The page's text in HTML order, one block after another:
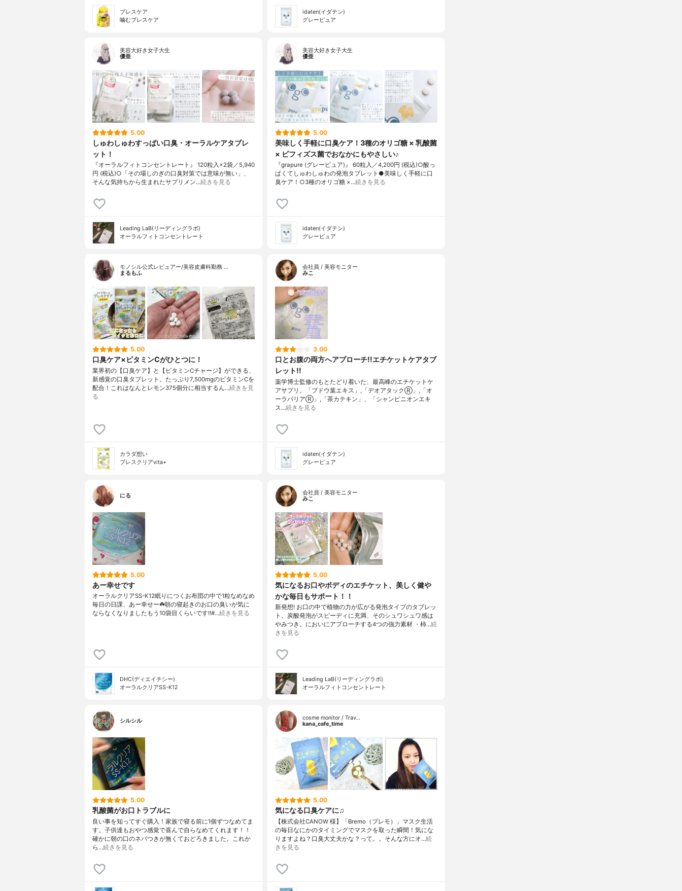
ブレスケア
噛むブレスケア
idaten(イダテン)
グレーピュア
美容大好き女子大生
優亜
5.00
しゅわしゅわすっぱい口臭・オーラルケアタブレ
ット！
『オーラルフィトコンセントレート』 120粒入×2袋／5,940
円 (税込)○「その場しのぎの口臭対策では意味が無い」、
そんな気持ちから生まれたサプリメン…続きを見る
Leading LaB(リーディングラボ)
オーラルフィトコンセントレート
美容大好き女子大生
優亜
5.00
美味しく手軽に口臭ケア！3種のオリゴ糖 × 乳酸菌
× ビフィズス菌でおなかにもやさしい♪
『grapure (グレーピュア)』 60粒入／4,200円 (税込)○酸っ
ぱくてしゅわしゅわの発泡タブレット●美味しく手軽に口
臭ケア！○3種のオリゴ糖 ×…続きを見る
idaten(イダテン)
グレーピュア
モノシル公式レビュアー/美容皮膚科勤務 …
まるもふ
5.00
口臭ケア×ビタミンCがひとつに！
業界初の【口臭ケア】と【ビタミンCチャージ】ができる、
新感覚の口臭タブレット。たっぷり7,500mgのビタミンCを
配合！これはなんとレモン375個分に相当するん…続きを見
る
カラダ想い
ブレスクリアvita+
会社員 / 美容モニター
みこ
3.00
口とお腹の両方へアプローチ!!エチケットケアタブ
レット!!
薬学博士監修のもとたどり着いた、最高峰のエチケットケ
アサプリ。「ブドウ葉エキス」,「デオアタックⓇ」,「オ
ーラバリアⓇ」,「茶カテキン」、「シャンピニオンエキ
ス…続きを見る
idaten(イダテン)
グレーピュア
にる
5.00
あー幸せです
オーラルクリアSS-K12眠りにつくお布団の中で1粒なめなめ
毎日の日課、あー幸せー☘️朝の寝起きのお口の臭いが気に
ならなくなりましたもう10袋目くらいです!!#…続きを見る
DHC(ディエイチシー)
オーラルクリアSS-K12
会社員 / 美容モニター
みこ
5.00
気になるお口やボディのエチケット、美しく健や
かな毎日もサポート！！
新発想! お口の中で植物の力が広がる発泡タイプのタブレッ
ト。炭酸発泡がスピーディに充満、そのシュワシュワ感は
やみつき。においにアプローチする4つの強力素材 ・柿…続
きを見る
Leading LaB(リーディングラボ)
オーラルフィトコンセントレート
シルシル
5.00
乳酸菌がお口トラブルに
良い事を知ってすぐ購入！家族で寝る前に1個ずつなめてま
す。子供達もおやつ感覚で喜んで自らなめてくれます！！
確かに朝の口のネバつきが無くておどろきました。これか
ら…続きを見る
cosme monitor / Trav…
kana_cafe_time
5.00
気になる口臭ケアに♫
【株式会社CANOW 様】「Bremo（ブレモ）」マスク生活
の毎日なにかのタイミングでマスクを取った瞬間！気にな
りますよね？口臭大丈夫かな？って。。そんな方にオ…続
きを見る